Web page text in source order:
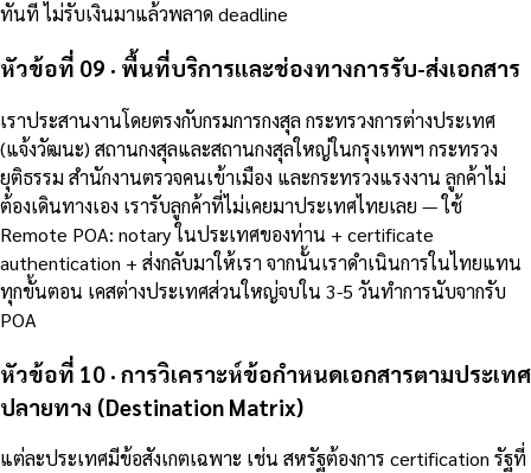
ทันที ไม่รับเงินมาแล้วพลาด deadline
หัวข้อที่ 09 · พื้นที่บริการและช่องทางการรับ-ส่งเอกสาร
เราประสานงานโดยตรงกับกรมการกงสุล กระทรวงการต่างประเทศ
(แจ้งวัฒนะ) สถานกงสุลและสถานกงสุลใหญ่ในกรุงเทพฯ กระทรวง
ยุติธรรม สำนักงานตรวจคนเข้าเมือง และกระทรวงแรงงาน ลูกค้าไม่
ต้องเดินทางเอง เรารับลูกค้าที่ไม่เคยมาประเทศไทยเลย — ใช้
Remote POA: notary ในประเทศของท่าน + certificate
authentication + ส่งกลับมาให้เรา จากนั้นเราดำเนินการในไทยแทน
ทุกขั้นตอน เคสต่างประเทศส่วนใหญ่จบใน 3-5 วันทำการนับจากรับ
POA
หัวข้อที่ 10 · การวิเคราะห์ข้อกำหนดเอกสารตามประเทศ
ปลายทาง (Destination Matrix)
แต่ละประเทศมีข้อสังเกตเฉพาะ เช่น สหรัฐต้องการ certification รัฐที่